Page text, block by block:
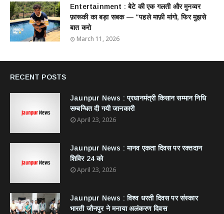
Entertainment : बेटे की एक गलती और मुनव्वर
फ़ारूकी का बड़ा सबक — “पहले माफ़ी मांगो, फिर मुझसे
बात करो
March 11, 2026
RECENT POSTS
Jaunpur News : ​प्रधानमंत्री किसान सम्मान निधि
सम्बन्धित दी गयी जानकारी
April 23, 2026
Jaunpur News : ​मानव एकता दिवस पर रक्तदान
शिविर 24 को
April 23, 2026
Jaunpur News : विश्व धरती दिवस पर संस्कार
भारती जौनपुर ने मनाया अलंकरण दिवस